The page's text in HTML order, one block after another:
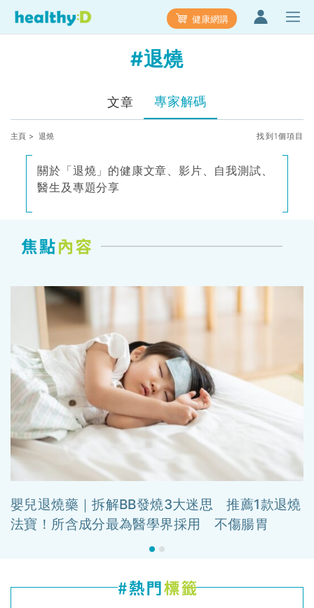
健康網購
#退燒
文章 專家解碼
主頁 > 退燒 找到1個項目
關於「退燒」的健康文章、影片、自我測試、
醫生及專題分享
嬰兒退燒藥｜拆解BB發燒3大迷思 推薦1款退燒
法寶！所含成分最為醫學界採用 不傷腸胃